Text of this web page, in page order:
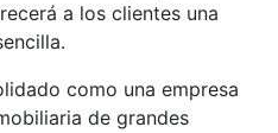
a los clientes una
como una empresa
de grandes